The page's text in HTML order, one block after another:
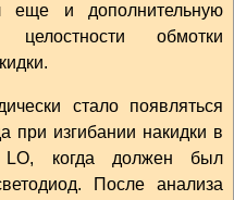
еще и дополнительную
обмотки
стало появляться
при изгибании накидки в
LO, когда должен был
После анализа